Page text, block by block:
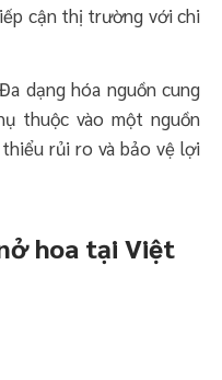
cận thị trường với chi
dạng hóa nguồn cung
thuộc vào một nguồn
rủi ro và bảo vệ lợi
hoa tại Việt